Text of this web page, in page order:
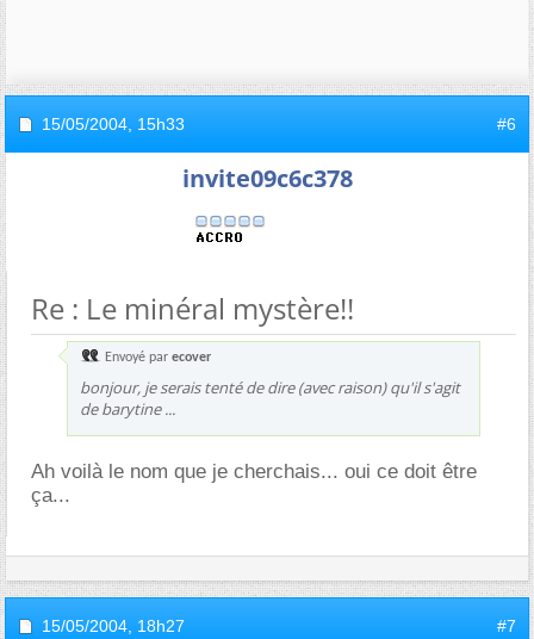
15/05/2004, 15h33 #6
invite09c6c378
Re : Le minéral mystère!!
Envoyé par ecover
bonjour, je serais tenté de dire (avec raison) qu'il s'agit
de barytine ...
Ah voilà le nom que je cherchais... oui ce doit être
ça...
15/05/2004, 18h27 #7